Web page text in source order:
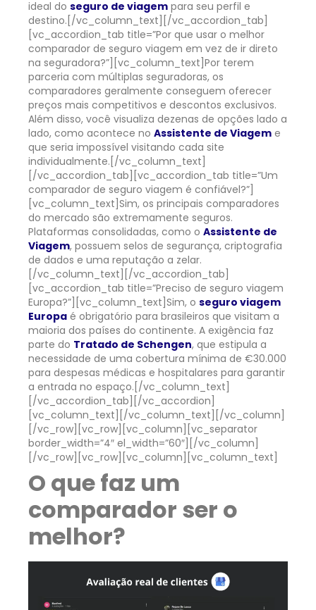
ideal do seguro de viagem para seu perfil e
destino. [/vc_column_text][/vc_accordion_tab]
[vc_accordion_tab title=”Por que usar o melhor
comparador de seguro viagem em vez de ir direto
na seguradora?”][vc_column_text] Por terem
parceria com múltiplas seguradoras, os
comparadores geralmente conseguem oferecer
preços mais competitivos e descontos exclusivos.
Além disso, você visualiza dezenas de opções lado a
lado, como acontece no Assistente de Viagem e
que seria impossível visitando cada site
individualmente. [/vc_column_text]
[/vc_accordion_tab][vc_accordion_tab title=”Um
comparador de seguro viagem é confiável?”]
[vc_column_text] Sim, os principais comparadores
do mercado são extremamente seguros.
Plataformas consolidadas, como o Assistente de
Viagem, possuem selos de segurança, criptografia
de dados e uma reputação a zelar.
[/vc_column_text][/vc_accordion_tab]
[vc_accordion_tab title=”Preciso de seguro viagem
Europa?”][vc_column_text] Sim, o seguro viagem
Europa é obrigatório para brasileiros que visitam a
maioria dos países do continente. A exigência faz
parte do Tratado de Schengen, que estipula a
necessidade de uma cobertura mínima de €30.000
para despesas médicas e hospitalares para garantir
a entrada no espaço. [/vc_column_text]
[/vc_accordion_tab][/vc_accordion]
[vc_column_text][/vc_column_text][/vc_column]
[/vc_row][vc_row][vc_column][vc_separator
border_width=”4″ el_width=”60″][/vc_column]
[/vc_row][vc_row][vc_column][vc_column_text]
O que faz um
comparador ser o
melhor?